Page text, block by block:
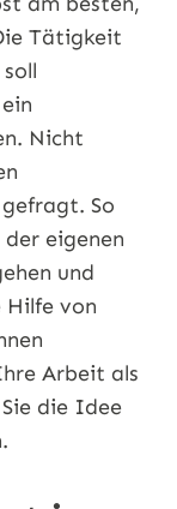
Tätigkeit
Nicht
So
eigenen
und
Hilfe von
Arbeit als
die Idee